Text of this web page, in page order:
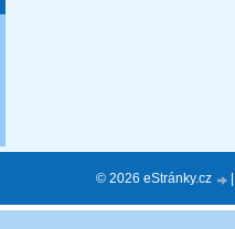
© 2026 eStránky.cz